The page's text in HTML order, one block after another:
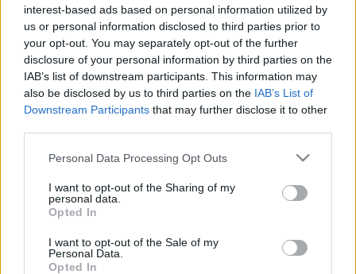
interest-based ads based on personal information utilized by
us or personal information disclosed to third parties prior to
your opt-out. You may separately opt-out of the further
disclosure of your personal information by third parties on the
IAB’s list of downstream participants. This information may
also be disclosed by us to third parties on the IAB’s List of
Downstream Participants that may further disclose it to other
Please note that this website/app uses one or more Google
not limited to your visit or usage behaviour. You may click to
grant or deny consent to Google and its third-party tags to
use your data for below specified purposes in below Google
consent section.
Personal Data Processing Opt Outs
I want to opt-out of the Sharing of my
personal data.
Opted In
I want to opt-out of the Sale of my
Personal Data.
Opted In
Az elfeledett tömegsír
Nagy Nándor 2011. szeptember 30.
A hatvani vasútállomást és Újhatvan keleti felét ért
1944. szeptember 20-i bombatámadással
megemlékezések többsége említést tesz az óhatvani
köztemetőben létrehozott jelentős kiterjedésű